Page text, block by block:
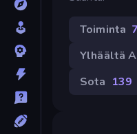
Toiminta
Ylhäältä
Sota 139